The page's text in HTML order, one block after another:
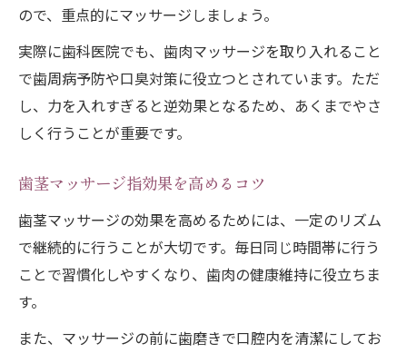
ので、重点的にマッサージしましょう。
実際に歯科医院でも、歯肉マッサージを取り入れること
で歯周病予防や口臭対策に役立つとされています。ただ
し、力を入れすぎると逆効果となるため、あくまでやさ
しく行うことが重要です。
歯茎マッサージ指効果を高めるコツ
歯茎マッサージの効果を高めるためには、一定のリズム
で継続的に行うことが大切です。毎日同じ時間帯に行う
ことで習慣化しやすくなり、歯肉の健康維持に役立ちま
す。
また、マッサージの前に歯磨きで口腔内を清潔にしてお